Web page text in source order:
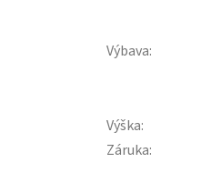
Výbava:
Výška:
Záruka: